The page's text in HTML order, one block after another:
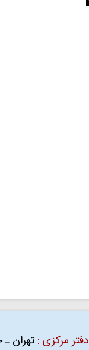
دفتر مرکزی :تهران ـ